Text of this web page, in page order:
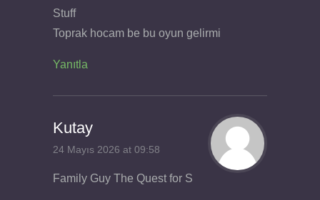
Stuff
Toprak hocam be bu oyun gelirmi
Yanıtla
Kutay
24 Mayıs 2026 at 09:58
Family Guy The Quest for S